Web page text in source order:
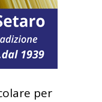
per